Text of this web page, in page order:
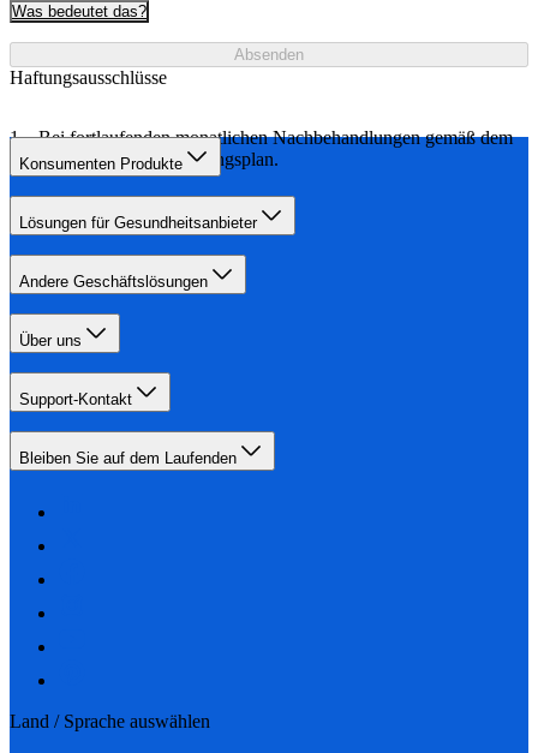
Was bedeutet das?
Absenden
Haftungsausschlüsse
Bei fortlaufenden monatlichen Nachbehandlungen gemäß dem
empfohlenen Behandlungsplan.
Konsumenten Produkte
Lösungen für Gesundheitsanbieter
Andere Geschäftslösungen
Über uns
Support-Kontakt
Bleiben Sie auf dem Laufenden
Land / Sprache auswählen